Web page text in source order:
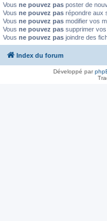
Vous ne pouvez pas poster de
Vous ne pouvez pas répondre aux
Vous ne pouvez pas modifier vos
Vous ne pouvez pas supprimer
Vous ne pouvez pas joindre des
Index du forum
Développé par